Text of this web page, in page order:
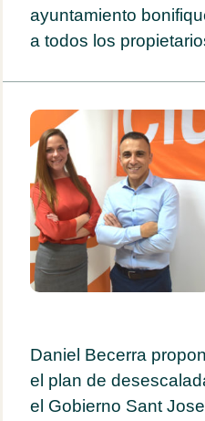
ayuntamiento
a todos los
Daniel Becerra
el plan de
el Gobierno Sant